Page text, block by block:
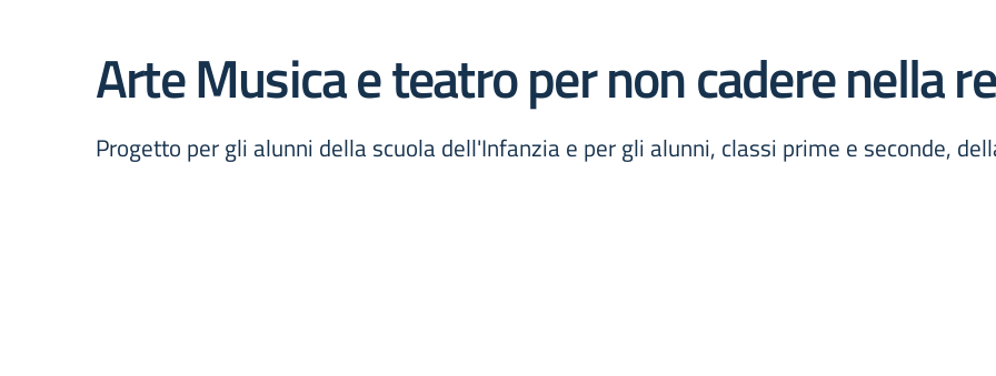
Arte Musica e teatro per non cadere nella
Progetto per gli alunni della scuola dell'Infanzia e per gli alunni, classi prime e seconde,